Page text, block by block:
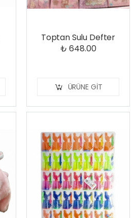
Toptan Sulu Defter
₺ 648.00
ÜRÜNE GIT